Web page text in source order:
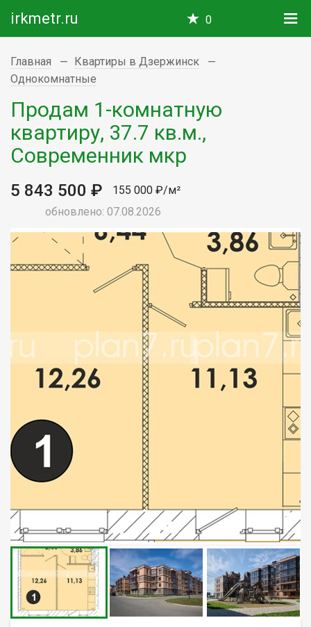
irkmetr.ru 0
Главная
Квартиры в Дзержинск
Однокомнатные
Продам 1-комнатную
квартиру, 37.7 кв.м.,
Современник мкр
5 843 500 ₽
155 000 ₽/м²
обновлено: 07.08.2026